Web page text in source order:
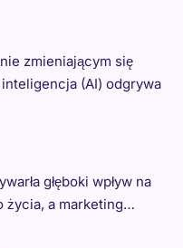
zmieniającym się
(AI) odgrywa
głęboki wpływ na
życia, a marketing…